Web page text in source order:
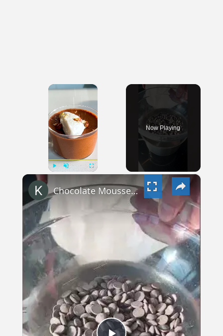
×
Now Playing
×
Chocolate Mousse mit Aquafaba #veganuary